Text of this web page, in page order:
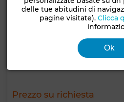
Prezzo su richiesta
delle tue abitudini di
pagine visitate). Clicca
Ok